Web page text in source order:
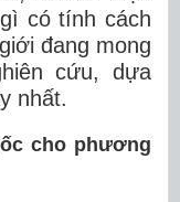
có tính cách
đang mong
cứu, dựa
nhất.
cho phương